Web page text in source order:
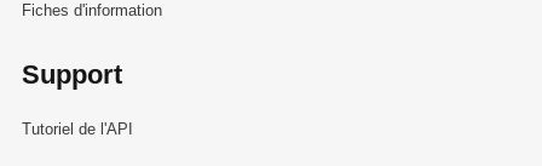
Fiches d'information
Support
Tutoriel de l'API